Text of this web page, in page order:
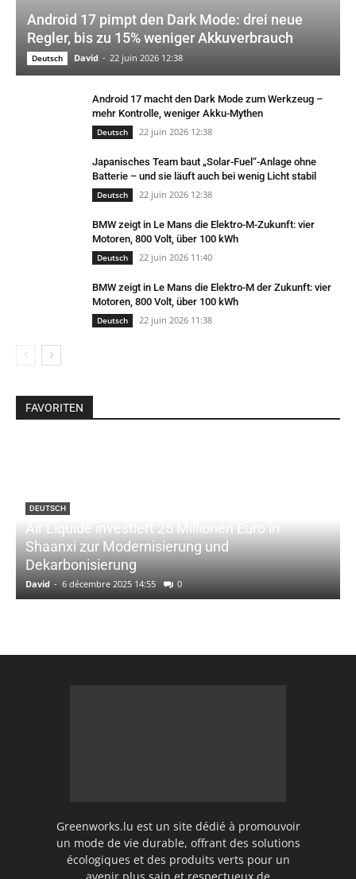
Android 17 pimpt den Dark Mode: drei neue
Regler, bis zu 15% weniger Akkuverbrauch
Deutsch David - 22 juin 2026 12:38
Android 17 macht den Dark Mode zum Werkzeug –
mehr Kontrolle, weniger Akku-Mythen
Deutsch 22 juin 2026 12:38
Japanisches Team baut „Solar-Fuel“-Anlage ohne
Batterie – und sie läuft auch bei wenig Licht stabil
Deutsch 22 juin 2026 12:38
BMW zeigt in Le Mans die Elektro-M-Zukunft: vier
Motoren, 800 Volt, über 100 kWh
Deutsch 22 juin 2026 11:40
BMW zeigt in Le Mans die Elektro-M der Zukunft: vier
Motoren, 800 Volt, über 100 kWh
Deutsch 22 juin 2026 11:38
FAVORITEN
DEUTSCH
Air Liquide investiert 25 Millionen Euro in
Shaanxi zur Modernisierung und
Dekarbonisierung
David - 6 décembre 2025 14:55 0
Greenworks.lu est un site dédié à promouvoir
un mode de vie durable, offrant des solutions
écologiques et des produits verts pour un